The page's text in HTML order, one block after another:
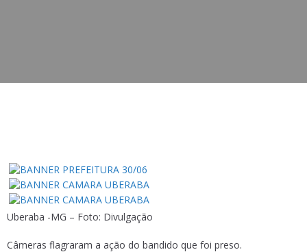
Uberaba -MG – Foto: Divulgação
Câmeras flagraram a ação do bandido que foi preso.